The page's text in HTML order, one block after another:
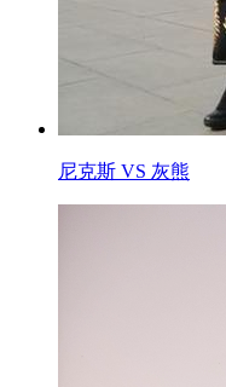
尼克斯 VS 灰熊